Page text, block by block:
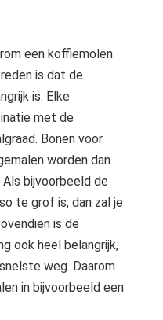
een koffiemolen
is dat de
is. Elke
met de
Bonen voor
worden dan
Als bijvoorbeeld de
te grof is, dan zal je
is de
ook heel belangrijk,
weg. Daarom
in bijvoorbeeld een